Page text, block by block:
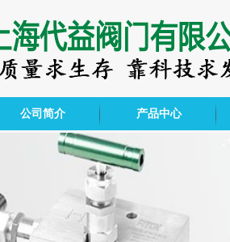
公司简介 产品中心